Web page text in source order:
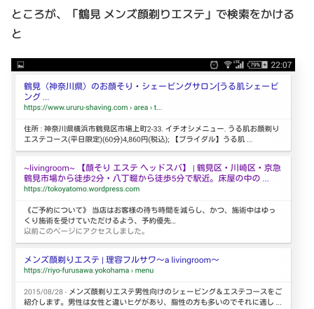
ところが、「鶴見 メンズ顔剃りエステ」で検索をかける
と